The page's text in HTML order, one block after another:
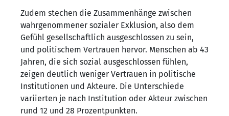
Zudem stechen die Zusammenhänge zwischen
wahrgenommener sozialer Exklusion, also dem
Gefühl gesellschaftlich ausgeschlossen zu sein,
und politischem Vertrauen hervor. Menschen ab 43
Jahren, die sich sozial ausgeschlossen fühlen,
zeigen deutlich weniger Vertrauen in politische
Institutionen und Akteure. Die Unterschiede
variierten je nach Institution oder Akteur zwischen
rund 12 und 28 Prozentpunkten.